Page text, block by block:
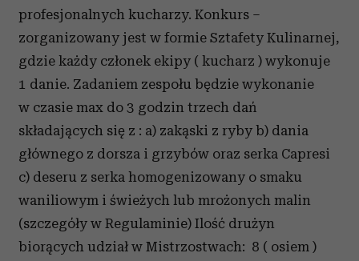
profesjonalnych kucharzy. Konkurs –
zorganizowany jest w formie Sztafety Kulinarnej,
gdzie każdy członek ekipy ( kucharz ) wykonuje
1 danie. Zadaniem zespołu będzie wykonanie
w czasie max do 3 godzin trzech dań
składających się z : a) zakąski z ryby b) dania
głównego z dorsza i grzybów oraz serka Capresi
c) deseru z serka homogenizowany o smaku
waniliowym i świeżych lub mrożonych malin
(szczegóły w Regulaminie) Ilość drużyn
biorących udział w Mistrzostwach: 8 ( osiem )